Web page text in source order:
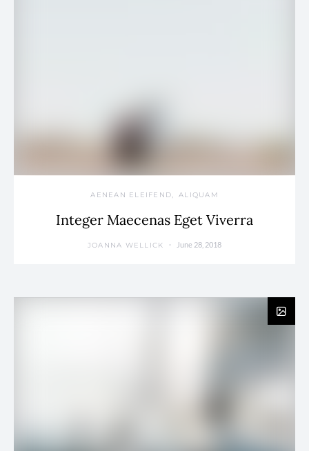
AENEAN ELEIFEND ALIQUAM
Integer Maecenas Eget Viverra
JOANNA WELLICK June 28, 2018